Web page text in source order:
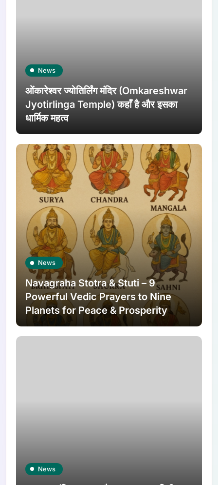
News
ओंकारेश्वर ज्योतिर्लिंग मंदिर (Omkareshwar
Jyotirlinga Temple) कहाँ है और इसका
धार्मिक महत्व
News
Navagraha Stotra & Stuti – 9
Powerful Vedic Prayers to Nine
Planets for Peace & Prosperity
News